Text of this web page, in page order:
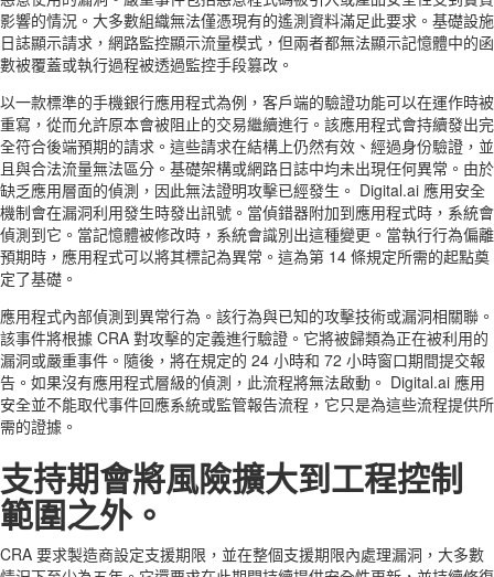
影響的情況。大多數組織無法僅憑現有的遙測資料滿足此要求。基礎設施
日誌顯示請求，網路監控顯示流量模式，但兩者都無法顯示記憶體中的函
數被覆蓋或執行過程被透過監控手段篡改。
以一款標準的手機銀行應用程式為例，客戶端的驗證功能可以在運作時被
重寫，從而允許原本會被阻止的交易繼續進行。該應用程式會持續發出完
全符合後端預期的請求。這些請求在結構上仍然有效、經過身份驗證，並
且與合法流量無法區分。基礎架構或網路日誌中均未出現任何異常。由於
缺乏應用層面的偵測，因此無法證明攻擊已經發生。 Digital.ai 應用安全
機制會在漏洞利用發生時發出訊號。當偵錯器附加到應用程式時，系統會
偵測到它。當記憶體被修改時，系統會識別出這種變更。當執行行為偏離
預期時，應用程式可以將其標記為異常。這為第 14 條規定所需的起點奠
定了基礎。
應用程式內部偵測到異常行為。該行為與已知的攻擊技術或漏洞相關聯。
該事件將根據 CRA 對攻擊的定義進行驗證。它將被歸類為正在被利用的
漏洞或嚴重事件。隨後，將在規定的 24 小時和 72 小時窗口期間提交報
告。如果沒有應用程式層級的偵測，此流程將無法啟動。 Digital.ai 應用
安全並不能取代事件回應系統或監管報告流程，它只是為這些流程提供所
需的證據。
支持期會將風險擴大到工程控制
範圍之外。
CRA 要求製造商設定支援期限，並在整個支援期限內處理漏洞，大多數